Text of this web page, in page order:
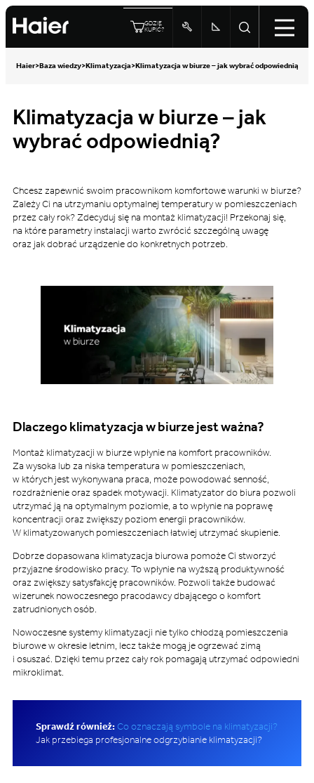
GDZIE
KUPIĆ?
Haier>Baza wiedzy>Klimatyzacja>Klimatyzacja w biurze – jak wybrać odpowiednią?
Klimatyzacja w biurze – jak
wybrać odpowiednią?
Chcesz zapewnić swoim pracownikom komfortowe warunki w biurze?
Zależy Ci na utrzymaniu optymalnej temperatury w pomieszczeniach
przez cały rok? Zdecyduj się na montaż klimatyzacji! Przekonaj się,
na które parametry instalacji warto zwrócić szczególną uwagę
oraz jak dobrać urządzenie do konkretnych potrzeb.
Dlaczego klimatyzacja w biurze jest ważna?
Montaż klimatyzacji w biurze wpłynie na komfort pracowników.
Za wysoka lub za niska temperatura w pomieszczeniach,
w których jest wykonywana praca, może powodować senność,
rozdrażnienie oraz spadek motywacji. Klimatyzator do biura pozwoli
utrzymać ją na optymalnym poziomie, a to wpłynie na poprawę
koncentracji oraz zwiększy poziom energii pracowników.
W klimatyzowanych pomieszczeniach łatwiej utrzymać skupienie.
Dobrze dopasowana klimatyzacja biurowa pomoże Ci stworzyć
przyjazne środowisko pracy. To wpłynie na wyższą produktywność
oraz zwiększy satysfakcję pracowników. Pozwoli także budować
wizerunek nowoczesnego pracodawcy dbającego o komfort
zatrudnionych osób.
Nowoczesne systemy klimatyzacji nie tylko chłodzą pomieszczenia
biurowe w okresie letnim, lecz także mogą je ogrzewać zimą
i osuszać. Dzięki temu przez cały rok pomagają utrzymać odpowiedni
mikroklimat.
Sprawdź również:Co oznaczają symbole na klimatyzacji?
Jak przebiega profesjonalne odgrzybianie klimatyzacji?